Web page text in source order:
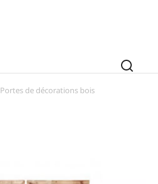
Portes de décorations bois